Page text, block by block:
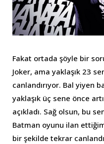
Fakat ortada şöyle bir
Joker, ama yaklaşık 23
canlandırıyor. Bal yiyen
yaklaşık üç sene önce
açıkladı. Sağ olsun, bu
Batman oyunu ilan
bir şekilde tekrar